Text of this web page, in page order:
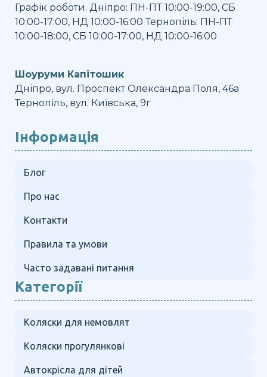
Графік роботи. Дніпро: ПН-ПТ 10:00-19:00, СБ
10:00-17:00, НД 10:00-16:00 Тернопіль: ПН-ПТ
10:00-18:00, СБ 10:00-17:00, НД 10:00-16:00
Шоуруми Капітошик
Дніпро, вул. Проспект Олександра Поля, 46а
Тернопіль, вул. Київська, 9г
Інформація
Блог
Про нас
Контакти
Правила та умови
Часто задавані питання
Категорії
Коляски для немовлят
Коляски прогулянкові
Автокрісла для дітей